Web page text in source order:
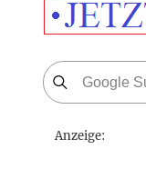
Anzeige: